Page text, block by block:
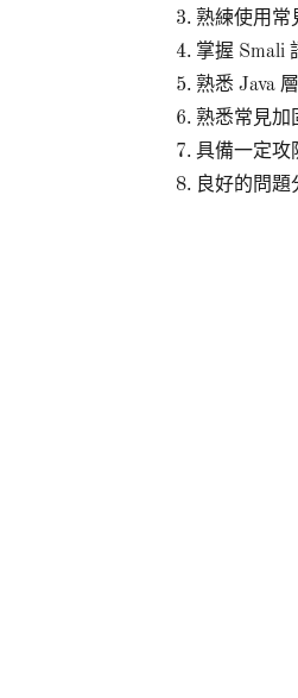
3. 熟練使用常
4. 掌握 Smali
5. 熟悉 Java
6. 熟悉常見加
7. 具備一定攻
8. 良好的問題